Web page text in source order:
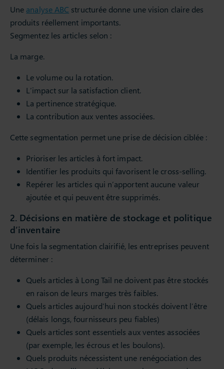
Une analyse ABC structurée donne une vision claire des
produits réellement importants.
Segmentez les articles selon :
La marge.
Le volume ou la rotation.
L’impact sur la satisfaction client.
La pertinence stratégique.
La contribution aux ventes associées.
Cette segmentation permet une prise de décision ciblée :
Prioriser les articles à fort impact.
Identifier les produits qui favorisent le cross-selling.
Repérer les articles qui n’apportent aucune valeur
ajoutée et qui peuvent être supprimés.
2. Décisions en matière de stockage et politique
d’inventaire
Une fois la segmentation clairifié, les entreprises peuvent
déterminer :
Quels articles à Long Tail ne doivent pas être stockés
en raison de leurs marges très faibles.
Quels articles aujourd’hui non stockés doivent l’être
(délais longs, fournisseurs peu fiables)
Quels articles sont essentiels aux ventes associées
(par exemple, les écrous et les boulons).
Quels produits nécessistent une renégociation des